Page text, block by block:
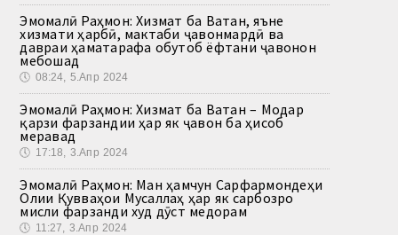
Эмомалӣ Раҳмон: Хизмат ба Ватан, яъне
хизмати ҳарбӣ, мактаби ҷавонмардӣ ва
давраи ҳаматарафа обутоб ёфтани ҷавонон
мебошад
🕔 08:24, 5.Апр 2024
Эмомалӣ Раҳмон: Хизмат ба Ватан – Модар
қарзи фарзандии ҳар як ҷавон ба ҳисоб
меравад
🕔 17:18, 3.Апр 2024
Эмомалӣ Раҳмон: Ман ҳамчун Сарфармондеҳи
Олии Қувваҳои Мусаллаҳ ҳар як сарбозро
мисли фарзанди худ дӯст медорам
🕔 11:27, 3.Апр 2024